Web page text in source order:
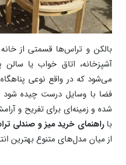
بالکن و تراس‌ها قسمتی از
آشپزخانه، اتاق خواب یا سالن
می‌شود که در واقع نوعی
فضا با وسایل درست چیده شود
شده و زمینه‌ای برای تفریح و
باراهنمای خرید میز و صندلی
از میان مدل‌های متنوع بهترین